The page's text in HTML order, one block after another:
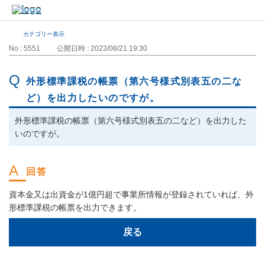
カテゴリー表示
No : 5551 公開日時 : 2023/08/21 19:30
外形標準課税の帳票（第六号様式別表五の二な
ど）を出力したいのですが。
外形標準課税の帳票（第六号様式別表五の二など）を出力した
いのですが。
資本金又は出資金が1億円超で事業所情報が登録されていれば、外
形標準課税の帳票を出力できます。
戻る